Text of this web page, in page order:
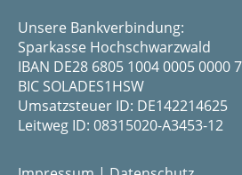
Unsere Bankverbindung:
Sparkasse Hochschwarzwald
IBAN DE28 6805 1004 0005 0000
BIC SOLADES1HSW
Umsatzsteuer ID: DE142214625
Leitweg ID: 08315020-A3453-12